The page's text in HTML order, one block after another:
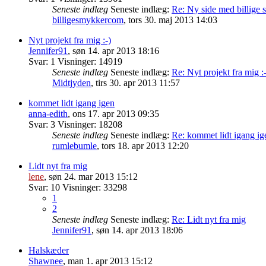
Seneste indlæg Seneste indlæg: Re: Ny side med billige
billigesmykkercom, tors 30. maj 2013 14:03
Nyt projekt fra mig :-)
Jennifer91 , søn 14. apr 2013 18:16
Svar: 1 Visninger: 14919
Seneste indlæg Seneste indlæg: Re: Nyt projekt fra mig
Midtjyden, tirs 30. apr 2013 11:57
kommet lidt igang igen
anna-edith, ons 17. apr 2013 09:35
Svar: 3 Visninger: 18208
Seneste indlæg Seneste indlæg: Re: kommet lidt igang
rumlebumle, tors 18. apr 2013 12:20
Lidt nyt fra mig
lene, søn 24. mar 2013 15:12
Svar: 10 Visninger: 33298
1
2
Seneste indlæg Seneste indlæg: Re: Lidt nyt fra mig
Jennifer91 , søn 14. apr 2013 18:06
Halskæder
Shawnee, man 1. apr 2013 15:12